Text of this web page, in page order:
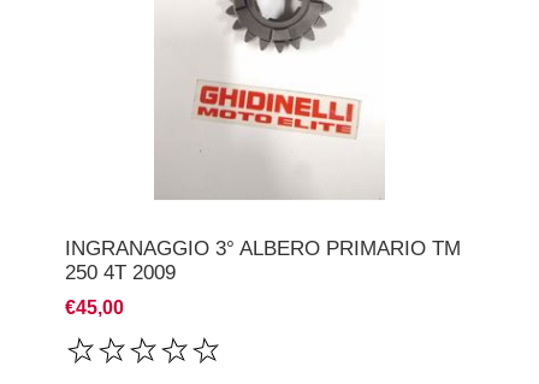
INGRANAGGIO 3° ALBERO PRIMARIO TM
250 4T 2009
€45,00